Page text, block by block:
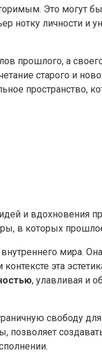
Это могут
личности и
прошлого, а
старого и
пространство,
и
в которых
мира.
эта
, улавливая и
свободу